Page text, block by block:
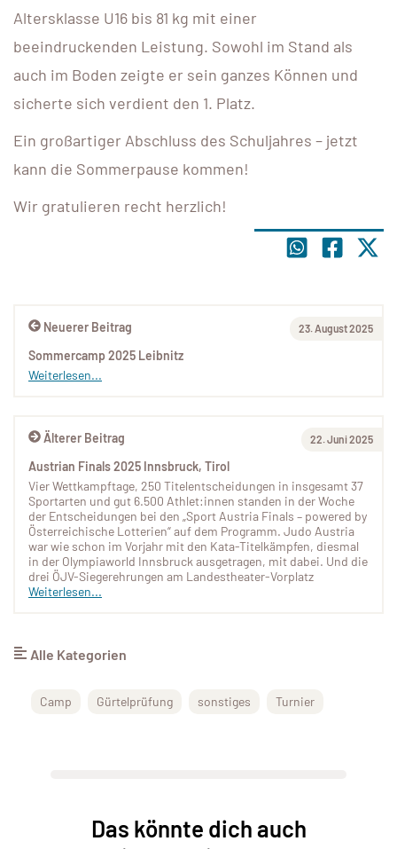
Altersklasse U16 bis 81 kg mit einer
beeindruckenden Leistung. Sowohl im Stand als
auch im Boden zeigte er sein ganzes Können und
sicherte sich verdient den 1. Platz.
Ein großartiger Abschluss des Schuljahres – jetzt
kann die Sommerpause kommen!
Wir gratulieren recht herzlich!
Älterer Beitrag 22. Juni 2025
Austrian Finals 2025 Innsbruck, Tirol
Vier Wettkampftage, 250 Titelentscheidungen in insgesamt 37
Sportarten und gut 6.500 Athlet:innen standen in der Woche
der Entscheidungen bei den „Sport Austria Finals – powered by
Österreichische Lotterien“ auf dem Programm. Judo Austria
war wie schon im Vorjahr mit den Kata-Titelkämpfen, diesmal
in der Olympiaworld Innsbruck ausgetragen, mit dabei. Und die
drei ÖJV-Siegerehrungen am Landestheater-Vorplatz
Weiterlesen...
Neuerer Beitrag 23. August 2025
Sommercamp 2025 Leibnitz
Weiterlesen...
Alle Kategorien
Camp Gürtelprüfung sonstiges Turnier
Das könnte dich auch